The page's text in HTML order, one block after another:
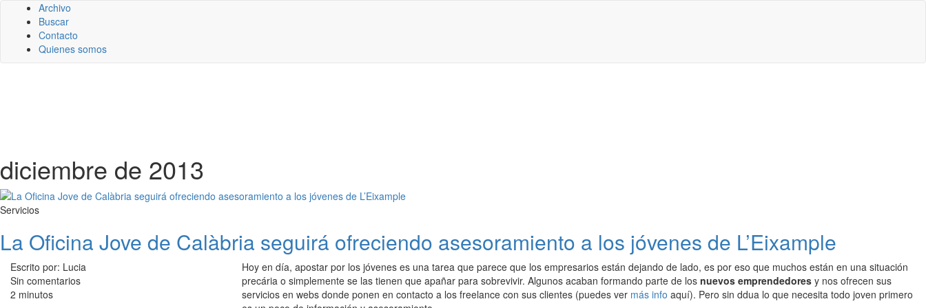
Archivo
Buscar
Contacto
Quienes somos
diciembre de 2013
Servicios
La Oficina Jove de Calàbria seguirá ofreciendo asesoramiento a los jóvenes de L’Eixample
Escrito por: Lucia
Sin comentarios
2 minutos
Hoy en día, apostar por los jóvenes es una tarea que parece que los empresarios están dejando de lado, es por eso que muchos están en una situación
precária o simplemente se las tienen que apañar para sobrevivir. Algunos acaban formando parte de los nuevos emprendedores y nos ofrecen sus
servicios en webs donde ponen en contacto a los freelance con sus clientes (puedes ver más info aquí). Pero sin ddua lo que necesita todo joven primero